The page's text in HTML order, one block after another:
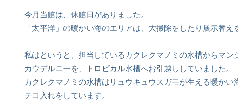
今月当館は、休館日がありました。
「太平洋」の暖かい海のエリアは、大掃除をしたり展示替え
私はというと、担当しているカクレクマノミの水槽からマン
カウデルニーを、トロピカル水槽へお引越ししていました。
カクレクマノミの水槽はリュウキュウスガモが生える暖かい
テコ入れをしています。